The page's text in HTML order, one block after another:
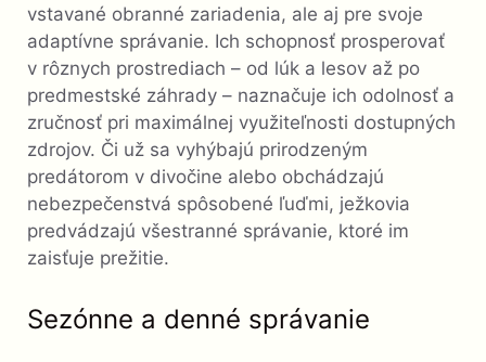
vstavané obranné zariadenia, ale aj pre svoje
adaptívne správanie. Ich schopnosť prosperovať
v rôznych prostrediach – od lúk a lesov až po
predmestské záhrady – naznačuje ich odolnosť a
zručnosť pri maximálnej využiteľnosti dostupných
zdrojov. Či už sa vyhýbajú prirodzeným
predátorom v divočine alebo obchádzajú
nebezpečenstvá spôsobené ľuďmi, ježkovia
predvádzajú všestranné správanie, ktoré im
zaisťuje prežitie.
Sezónne a denné správanie